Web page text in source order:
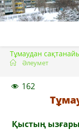
Тұмаудан
Әлеумет
162
Қыстың